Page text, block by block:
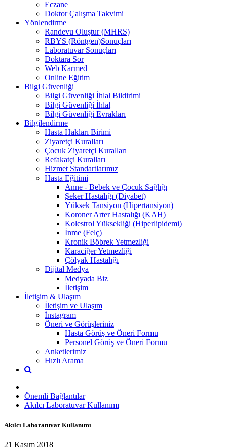
Eczane
Doktor Çalışma Takvimi
Yönlendirme
Randevu Oluştur (MHRS)
RBYS (Röntgen)Sonuçları
Laboratuvar Sonuçları
Doktara Sor
Web Karmed
Online Eğitim
Bilgi Güvenliği
Bilgi Güvenliği İhlal Bildirimi
Bilgi Güvenliği İhlal
Bilgi Güvenliği Evrakları
Bilgilendirme
Hasta Hakları Birimi
Ziyaretçi Kuralları
Çocuk Ziyaretçi Kuralları
Refakatçi Kuralları
Hizmet Standartlarımız
Hasta Eğitimi
Anne - Bebek ve Çocuk Sağlığı
Şeker Hastalığı (Diyabet)
Yüksek Tansiyon (Hipertansiyon)
Koroner Arter Hastalığı (KAH)
Kolestrol Yüksekliği (Hiperlipidemi)
İnme (Felç)
Kronik Böbrek Yetmezliği
Karaciğer Yetmezliği
Çölyak Hastalığı
Dijital Medya
Medyada Biz
İletişim
İletişim & Ulaşım
İletişim ve Ulaşım
İnstagram
Öneri ve Görüşleriniz
Hasta Görüş ve Öneri Formu
Personel Görüş ve Öneri Formu
Anketlerimiz
Hızlı Arama
Önemli Bağlantılar
Akılcı Laboratuvar Kullanımı
Akılcı Laboratuvar Kullanımı
21 Kasım 2018